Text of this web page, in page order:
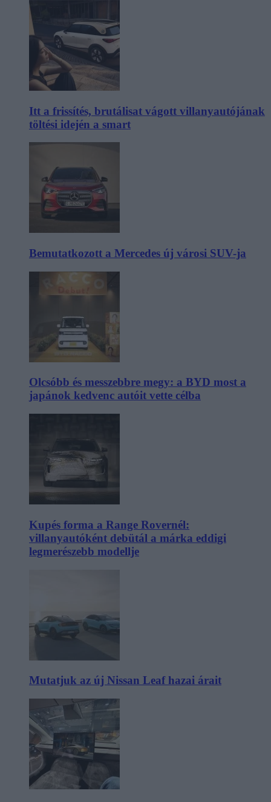
Itt a frissítés, brutálisat vágott villanyautójának
töltési idején a smart
Bemutatkozott a Mercedes új városi SUV-ja
Olcsóbb és messzebbre megy: a BYD most a
japánok kedvenc autóit vette célba
Kupés forma a Range Rovernél:
villanyautóként debütál a márka eddigi
legmerészebb modellje
Mutatjuk az új Nissan Leaf hazai árait